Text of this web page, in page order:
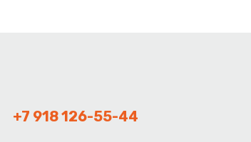
+7 918 126-55-44